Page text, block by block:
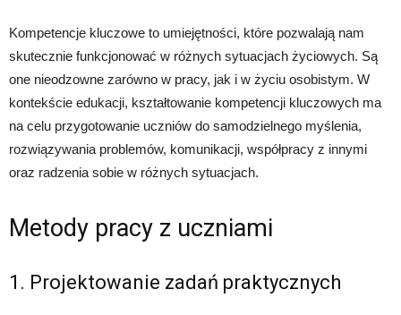
Kompetencje kluczowe to umiejętności, które pozwalają nam
skutecznie funkcjonować w różnych sytuacjach życiowych. Są
one nieodzowne zarówno w pracy, jak i w życiu osobistym. W
kontekście edukacji, kształtowanie kompetencji kluczowych ma
na celu przygotowanie uczniów do samodzielnego myślenia,
rozwiązywania problemów, komunikacji, współpracy z innymi
oraz radzenia sobie w różnych sytuacjach.
Metody pracy z uczniami
1. Projektowanie zadań praktycznych